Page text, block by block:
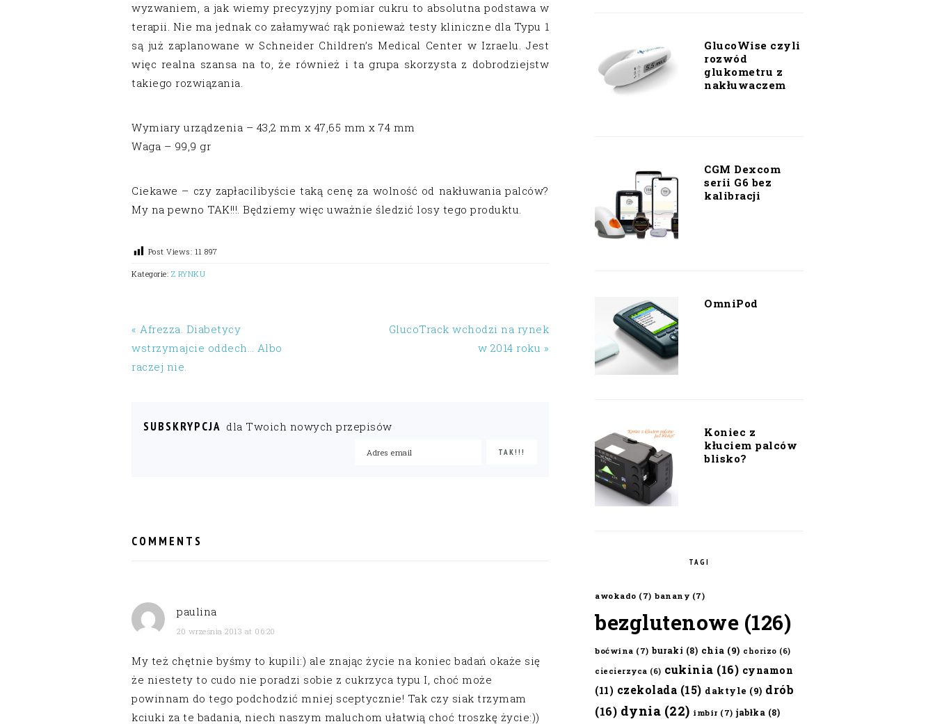
wyzwaniem, a jak wiemy precyzyjny pomiar cukru to absolutna podstawa w
terapii. Nie ma jednak co załamywać rąk ponieważ testy kliniczne dla Typu 1
są już zaplanowane w Schneider Children’s Medical Center w Izraelu. Jest
więc realna szansa na to, że również i ta grupa skorzysta z dobrodziejstw
takiego rozwiązania.
Wymiary urządzenia – 43,2 mm x 47,65 mm x 74 mm
Waga – 99,9 gr
Ciekawe – czy zapłacilibyście taką cenę za wolność od nakłuwania palców?
My na pewno TAK!!!. Będziemy więc uważnie śledzić losy tego produktu.
Post Views: 11 897
Kategorie: Z RYNKU
« Afrezza. Diabetycy
wstrzymajcie oddech… Albo
raczej nie.
GlucoTrack wchodzi na rynek
w 2014 roku »
SUBSKRYPCJA dla Twoich nowych przepisów
COMMENTS
paulina
20 września 2013 at 06:20
My też chętnie byśmy to kupili:) ale znając życie na koniec badań okaże się
że niestety to cudo nie poradzi sobie z cukrzyca typu I, choć może
powinnam do tego podchodzić mniej sceptycznie! Tak czy siak trzymam
kciuki za te badania, niech naszym maluchom ułatwią choć troszkę życie:))
GlucoWise czyli
rozwód
glukometru z
nakłuwaczem
CGM Dexcom
serii G6 bez
kalibracji
OmniPod
Koniec z
kłuciem palców
blisko?
TAGI
awokado (7) banany (7)
bezglutenowe (126)
boćwina (7) buraki (8) chia (9) chorizo (6)
ciecierzyca (6) cukinia (16) cynamon
(11) czekolada (15) daktyle (9) drób
(16) dynia (22) imbir (7) jabłka (8)